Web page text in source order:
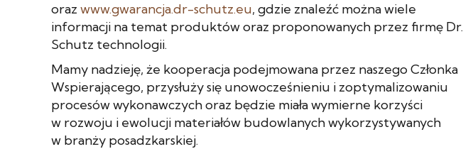
oraz www.gwarancja.dr-schutz.eu, gdzie znaleźć można wiele
informacji na temat produktów oraz proponowanych przez firmę Dr.
Schutz technologii.
Mamy nadzieję, że kooperacja podejmowana przez naszego Członka
Wspierającego, przysłuży się unowocześnieniu i zoptymalizowaniu
procesów wykonawczych oraz będzie miała wymierne korzyści
w rozwoju i ewolucji materiałów budowlanych wykorzystywanych
w branży posadzkarskiej.